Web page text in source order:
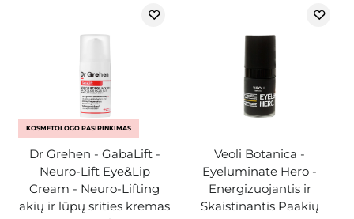
KOSMETOLOGO PASIRINKIMAS
Dr Grehen - GabaLift -
Neuro-Lift Eye&Lip
Cream - Neuro-Lifting
akių ir lūpų srities kremas
Veoli Botanica -
Eyeluminate Hero -
Energizuojantis ir
Skaistinantis Paakių